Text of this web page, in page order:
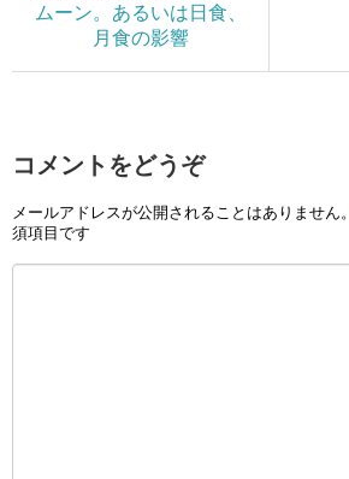
ムーン。あるいは日食、
月食の影響
コメントをどうぞ
メールアドレスが公開されることはありません。
須項目です